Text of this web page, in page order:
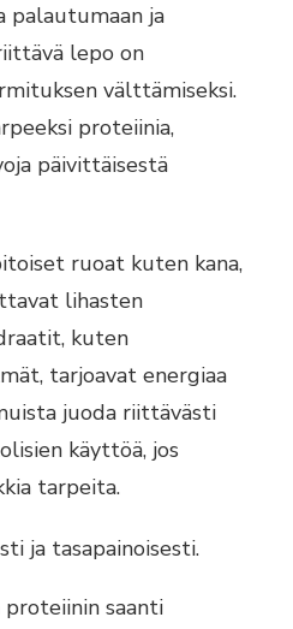
palautumaan ja
lepo on
välttämiseksi.
proteiinia,
päivittäisestä
ruoat kuten kana,
lihasten
kuten
tarjoavat energiaa
juoda riittävästi
käyttöä, jos
tarpeita.
ja tasapainoisesti.
saanti